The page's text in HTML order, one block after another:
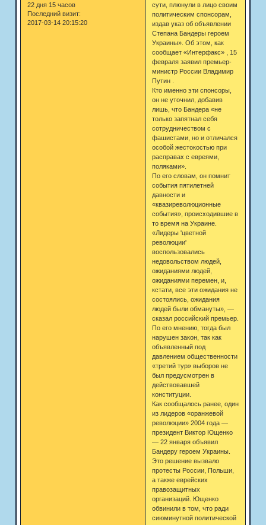
22 дня 15 часов
Последний визит:
2017-03-14 20:15:20
сути, плюнули в лицо своим
политическим спонсорам,
издав указ об объявлении
Степана Бандеры героем
Украины». Об этом, как
сообщает «Интерфакс» , 15
февраля заявил премьер-
министр России Владимир
Путин .
Кто именно эти спонсоры,
он не уточнил, добавив
лишь, что Бандера «не
только запятнал себя
сотрудничеством с
фашистами, но и отличался
особой жестокостью при
расправах с евреями,
поляками».
По его словам, он помнит
события пятилетней
давности и
«квазиреволюционные
события», происходившие в
то время на Украине.
«Лидеры 'цветной
революции'
воспользовались
недовольством людей,
ожиданиями людей,
ожиданиями перемен, и,
кстати, все эти ожидания не
состоялись, ожидания
людей были обмануты», —
сказал российский премьер.
По его мнению, тогда был
нарушен закон, так как
объявленный под
давлением общественности
«третий тур» выборов не
был предусмотрен в
действовавшей
конституции.
Как сообщалось ранее, один
из лидеров «оранжевой
революции» 2004 года —
президент Виктор Ющенко
— 22 января объявил
Бандеру героем Украины.
Это решение вызвало
протесты России, Польши,
а также еврейских
правозащитных
организаций. Ющенко
обвинили в том, что ради
сиюминутной политической